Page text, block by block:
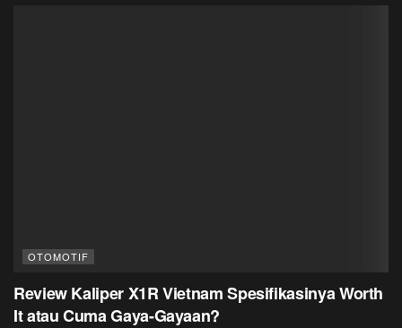
OTOMOTIF
Review Kaliper X1R Vietnam Spesifikasinya Worth
It atau Cuma Gaya-Gayaan?